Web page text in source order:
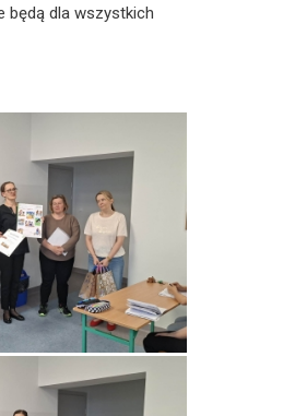
będą dla wszystkich